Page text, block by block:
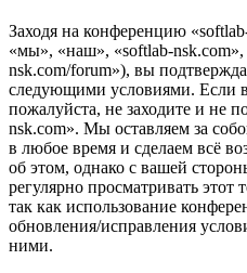
Заходя на конференцию
«мы», «наш», «softlab-
nsk.com/forum»), вы
следующими условиями. Если
пожалуйста, не заходите и не
nsk.com». Мы оставляем за
в любое время и сделаем всё
об этом, однако с вашей
регулярно просматривать этот
так как использование
обновления/исправления
ними.